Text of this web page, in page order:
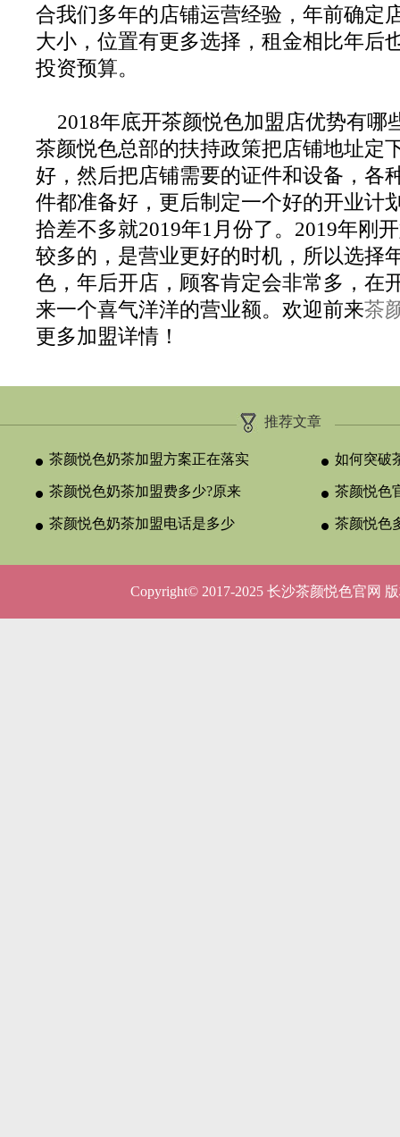
合我们多年的店铺运营经验，年前确定
大小，位置有更多选择，租金相比年后
投资预算。
2018年底开茶颜悦色加盟店优势有哪
茶颜悦色总部的扶持政策把店铺地址定
好，然后把店铺需要的证件和设备，各
件都准备好，更后制定一个好的开业计
拾差不多就2019年1月份了。2019年刚
较多的，是营业更好的时机，所以选择
色，年后开店，顾客肯定会非常多，在
来一个喜气洋洋的营业额。欢迎前来茶
更多加盟详情！
推荐文章
茶颜悦色奶茶加盟方案正在落实 如何突破
颈？
茶颜悦色奶茶加盟费多少?原来
与合作类型
茶颜悦色
晚吗？
茶颜悦色奶茶加盟电话是多少 茶颜悦色
Copyright© 2017-2025 长沙茶颜悦色官网